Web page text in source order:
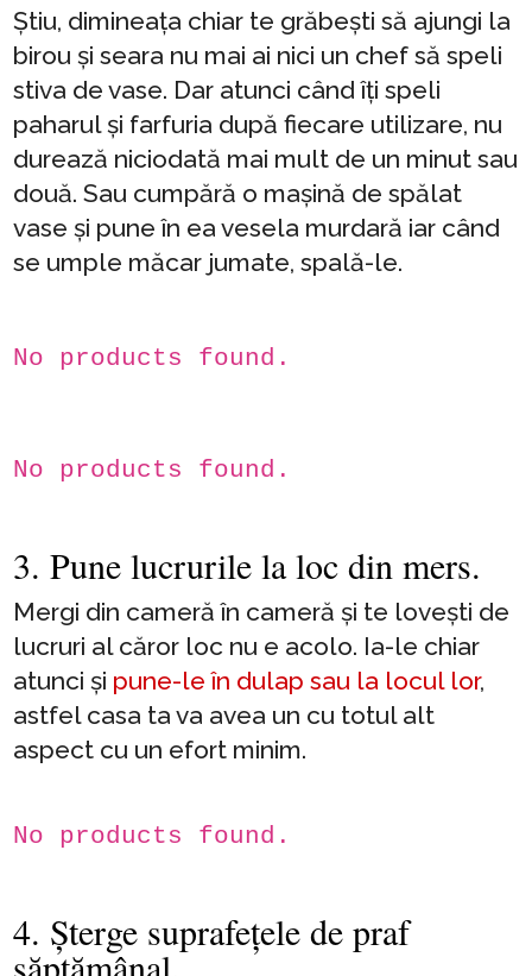
Știu, dimineața chiar te grăbești să ajungi la
birou și seara nu mai ai nici un chef să speli
stiva de vase. Dar atunci când îți speli
paharul și farfuria după fiecare utilizare, nu
durează niciodată mai mult de un minut sau
două. Sau cumpără o mașină de spălat
vase și pune în ea vesela murdară iar când
se umple măcar jumate, spală-le.
No products found.
No products found.
3. Pune lucrurile la loc din mers.
Mergi din cameră în cameră și te lovești de
lucruri al căror loc nu e acolo. Ia-le chiar
atunci și pune-le în dulap sau la locul lor,
astfel casa ta va avea un cu totul alt
aspect cu un efort minim.
No products found.
4. Șterge suprafețele de praf